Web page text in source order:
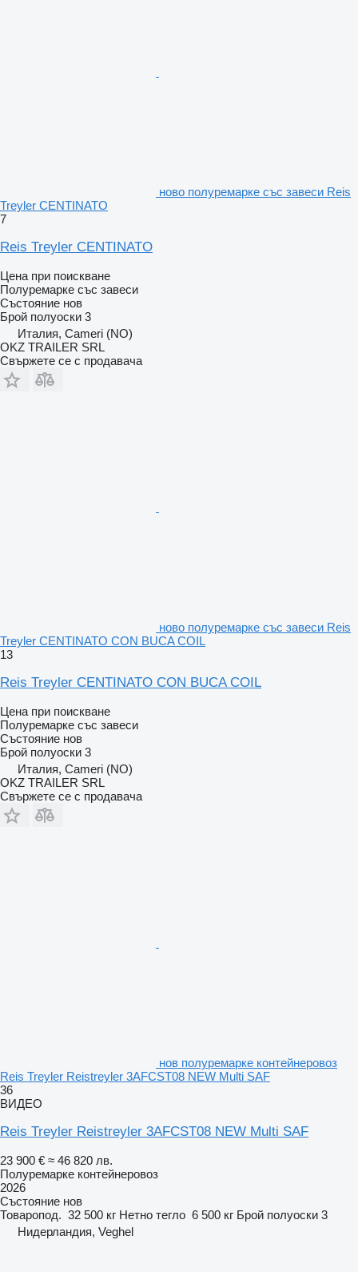
ново полуремарке със завеси Reis
Treyler CENTINATO
7
Reis Treyler CENTINATO
Цена при поискване
Полуремарке със завеси
Състояние нов
Брой полуоски 3
Италия, Cameri (NO)
OKZ TRAILER SRL
Свържете се с продавача
ново полуремарке със завеси Reis
Treyler CENTINATO CON BUCA COIL
13
Reis Treyler CENTINATO CON BUCA COIL
Цена при поискване
Полуремарке със завеси
Състояние нов
Брой полуоски 3
Италия, Cameri (NO)
OKZ TRAILER SRL
Свържете се с продавача
нов полуремарке контейнеровоз
Reis Treyler Reistreyler 3AFCST08 NEW Multi SAF
36
ВИДЕО
Reis Treyler Reistreyler 3AFCST08 NEW Multi SAF
23 900 € ≈ 46 820 лв.
Полуремарке контейнеровоз
2026
Състояние нов
Товаропод. 32 500 кг Нетно тегло 6 500 кг Брой полуоски 3
Нидерландия, Veghel